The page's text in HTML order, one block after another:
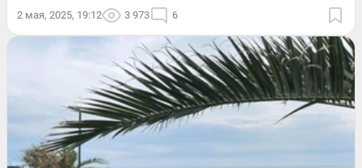
2 мая, 2025, 19:12 3 973 6